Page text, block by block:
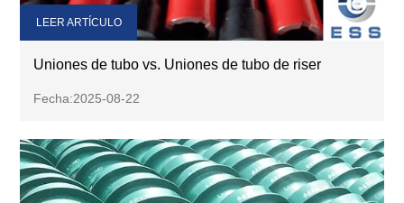
Uniones de tubo vs. Uniones de tubo de riser
Fecha:2025-08-22
LEER ARTÍCULO